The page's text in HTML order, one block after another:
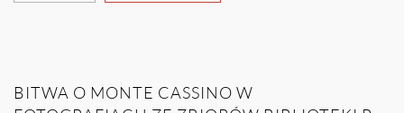
BITWA O MONTE CASSINO W